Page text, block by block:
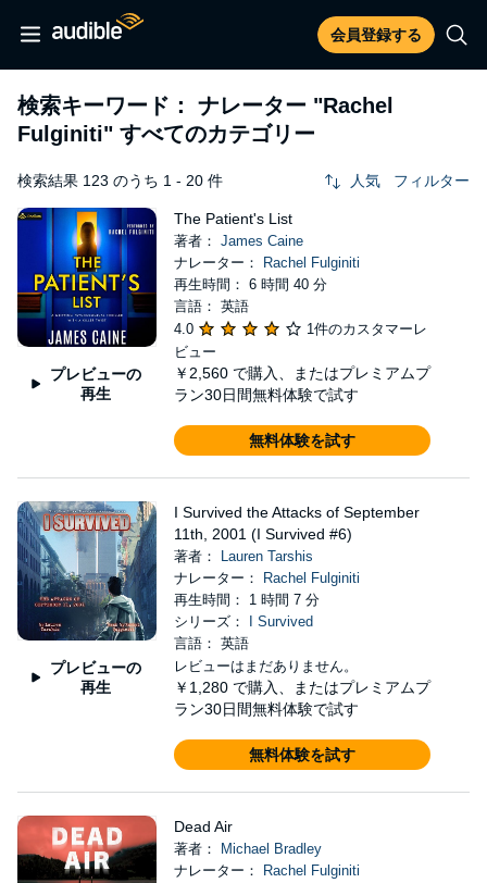
会員登録する
検索キーワード： ナレーター "Rachel
Fulginiti" すべてのカテゴリー
検索結果 123 のうち 1 - 20 件 人気 フィルター
プレビューの
再生
The Patient's List
著者： James Caine
ナレーター：
Rachel Fulginiti
再生時間： 6 時間 40 分
言語： 英語
4.0
1件のカスタマーレ
ビュー
￥2,560 で購入、またはプレミアムプ
ラン30日間無料体験で試す
無料体験を試す
プレビューの
再生
I Survived the Attacks of September
11th, 2001 (I Survived #6)
著者：
Lauren Tarshis
ナレーター：
Rachel Fulginiti
再生時間： 1 時間 7 分
シリーズ：
I Survived
言語： 英語
レビューはまだありません。
￥1,280 で購入、またはプレミアムプ
ラン30日間無料体験で試す
無料体験を試す
Dead Air
著者：
Michael Bradley
ナレーター：
Rachel Fulginiti